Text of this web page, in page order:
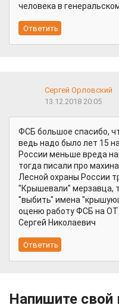
человека в
Сергей Орловский
13.12.2018 20:05
ФСБ большое спасибо,
ведь надо было лет 15
России меньше вреда
тогда писали про
Лесной охраны России
"Крышевали" мерзавца,
"выбить" имена
оценю работу ФСБ на
Сергей Николаевич
Напишите свой